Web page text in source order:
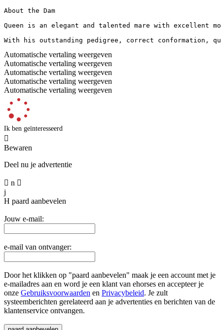
About the Dam
Queen is an elegant and talented mare with excellent
With his outstanding pedigree, correct conformation,
Automatische vertaling weergeven
Automatische vertaling weergeven
Automatische vertaling weergeven
Automatische vertaling weergeven
Automatische vertaling weergeven
Ik ben geïnteresseerd

Bewaren
Deel nu je advertentie
 n 
j
H paard aanbevelen
Jouw e-mail:
e-mail van ontvanger:
Door het klikken op "paard aanbevelen" maak je een account met je
e-mailadres aan en word je een klant van ehorses en accepteer je
onze Gebruiksvoorwaarden en Privacybeleid. Je zult
systeemberichten gerelateerd aan je advertenties en berichten van de
klantenservice ontvangen.